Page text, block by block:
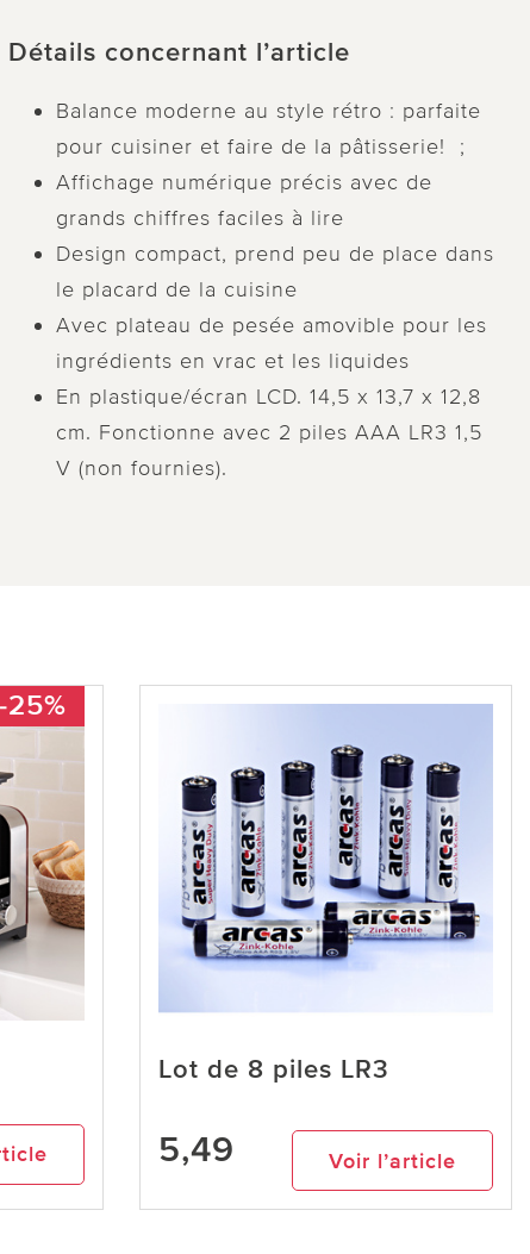
Détails concernant l’article
Balance moderne au style rétro : parfaite
pour cuisiner et faire de la pâtisserie! ;
Affichage numérique précis avec de
grands chiffres faciles à lire
Design compact, prend peu de place dans
le placard de la cuisine
Avec plateau de pesée amovible pour les
ingrédients en vrac et les liquides
En plastique/écran LCD. 14,5 x 13,7 x 12,8
cm. Fonctionne avec 2 piles AAA LR3 1,5
V (non fournies).
-25%
Lot de 8 piles LR3
5,49 Voir l’article